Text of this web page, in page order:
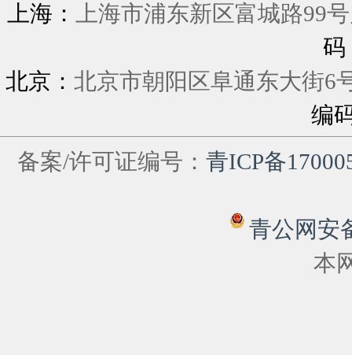
上海：
上海市浦东新区富
码
北京： 北京市朝阳区阜通东大
编
备案/许可证编号： 青ICP备
青公网安
本